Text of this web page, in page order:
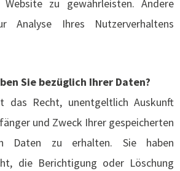
zu gewährleisten. Andere
Analyse Ihres Nutzerverhaltens
Sie bezüglich Ihrer Daten?
das Recht, unentgeltlich Auskunft
und Zweck Ihrer gespeicherten
Daten zu erhalten. Sie haben
die Berichtigung oder Löschung